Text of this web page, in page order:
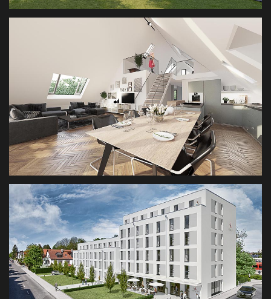
VISUALISIERUNG VILLA IN MÜNCHEN
3D VISUALISIERUNG
KORNWEGERSTR.
VISUALISIERUNG INTERIOR